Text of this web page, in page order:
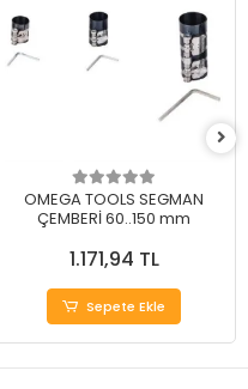
OMEGA TOOLS SEGMAN
ÇEMBERİ 60..150 mm
1.171,94 TL
Sepete Ekle